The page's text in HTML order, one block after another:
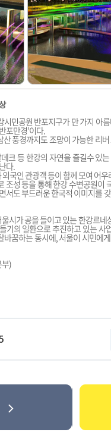
민공원 반포지구가 만 가지 아
포만경’이다.
풍경까지도 조망이 가능한 리
크 등 한강의 자연을 즐길수 있
다.
국인 관광객 등이 함께 모여 어
조성 등을 통해 한강 수변공원이
서도 부드러운 한국적 이미지를
시가 공을 들이고 있는 한강르
기의 일환으로 추진하고 있는
꿈하는 동시에, 서울이 시민에
)